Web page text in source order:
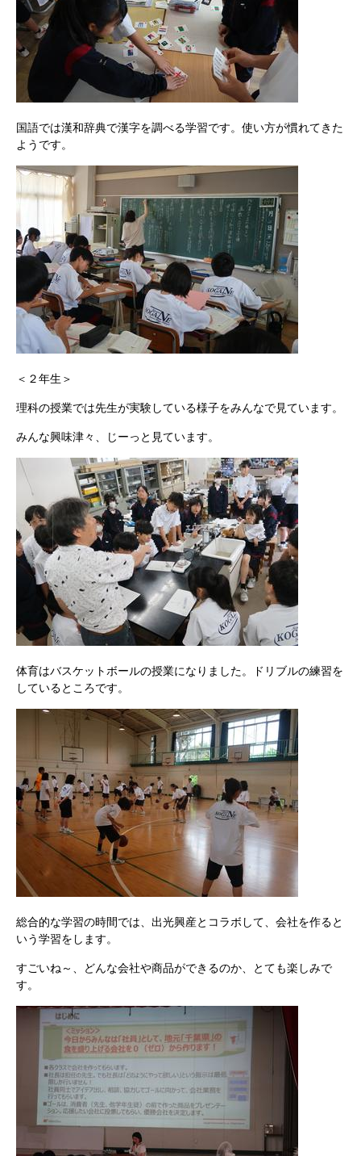
国語では漢和辞典で漢字を調べる学習です。使い方が慣れてきた
ようです。
＜２年生＞
理科の授業では先生が実験している様子をみんなで見ています。
みんな興味津々、じーっと見ています。
体育はバスケットボールの授業になりました。ドリブルの練習を
しているところです。
総合的な学習の時間では、出光興産とコラボして、会社を作ると
いう学習をします。
すごいね～、どんな会社や商品ができるのか、とても楽しみで
す。